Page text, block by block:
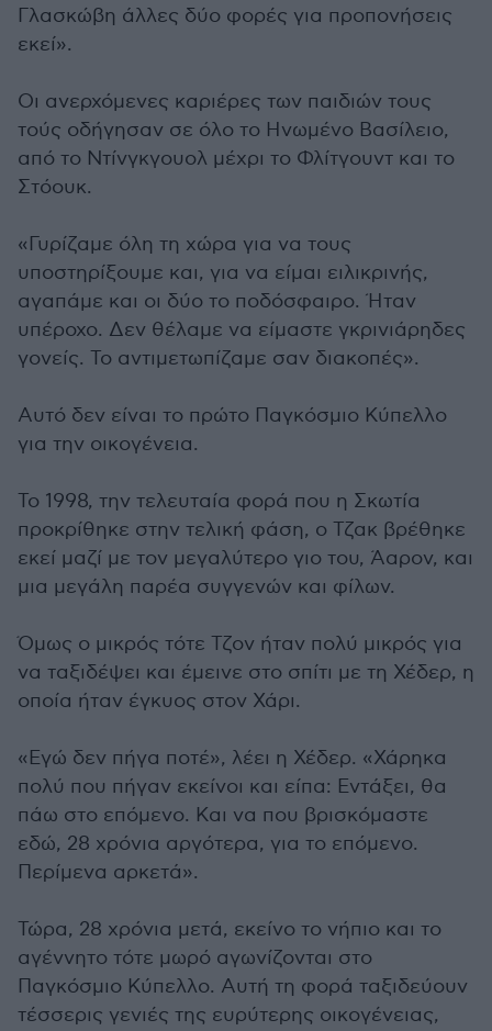
Γλασκώβη άλλες δύο φορές για προπονήσεις
εκεί».
Οι ανερχόμενες καριέρες των παιδιών τους
τούς οδήγησαν σε όλο το Ηνωμένο Βασίλειο,
από το Ντίνγκγουολ μέχρι το Φλίτγουντ και το
Στόουκ.
«Γυρίζαμε όλη τη χώρα για να τους
υποστηρίξουμε και, για να είμαι ειλικρινής,
αγαπάμε και οι δύο το ποδόσφαιρο. Ήταν
υπέροχο. Δεν θέλαμε να είμαστε γκρινιάρηδες
γονείς. Το αντιμετωπίζαμε σαν διακοπές».
Αυτό δεν είναι το πρώτο Παγκόσμιο Κύπελλο
για την οικογένεια.
Το 1998, την τελευταία φορά που η Σκωτία
προκρίθηκε στην τελική φάση, ο Τζακ βρέθηκε
εκεί μαζί με τον μεγαλύτερο γιο του, Άαρον, και
μια μεγάλη παρέα συγγενών και φίλων.
Όμως ο μικρός τότε Τζον ήταν πολύ μικρός για
να ταξιδέψει και έμεινε στο σπίτι με τη Χέδερ, η
οποία ήταν έγκυος στον Χάρι.
«Εγώ δεν πήγα ποτέ», λέει η Χέδερ. «Χάρηκα
πολύ που πήγαν εκείνοι και είπα: Εντάξει, θα
πάω στο επόμενο. Και να που βρισκόμαστε
εδώ, 28 χρόνια αργότερα, για το επόμενο.
Περίμενα αρκετά».
Τώρα, 28 χρόνια μετά, εκείνο το νήπιο και το
αγέννητο τότε μωρό αγωνίζονται στο
Παγκόσμιο Κύπελλο. Αυτή τη φορά ταξιδεύουν
τέσσερις γενιές της ευρύτερης οικογένειας,